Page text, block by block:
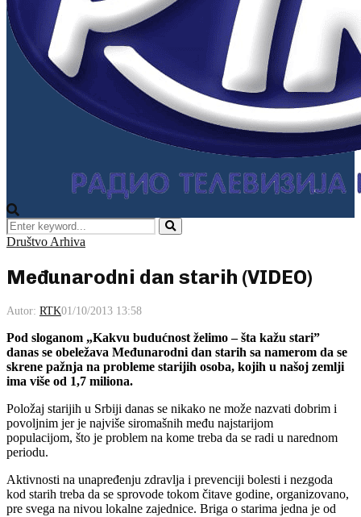
Search
for:
Pretraga
Društvo Arhiva
Međunarodni dan starih (VIDEO)
Autor: RTK01/10/2013 13:58
Pod sloganom „Kakvu budućnost želimo – šta kažu stari”
danas se obeležava Međunarodni dan starih sa namerom da se
skrene pažnja na probleme starijih osoba, kojih u našoj zemlji
ima više od 1,7 miliona.
Položaj starijih u Srbiji danas se nikako ne može nazvati dobrim i
povoljnim jer je najviše siromašnih među najstarijom
populacijom, što je problem na kome treba da se radi u narednom
periodu.
Aktivnosti na unapređenju zdravlja i prevenciji bolesti i nezgoda
kod starih treba da se sprovode tokom čitave godine, organizovano,
pre svega na nivou lokalne zajednice. Briga o starima jedna je od